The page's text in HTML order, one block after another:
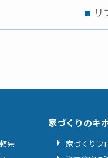
リ
先
家づくりのキ
家づくりフ